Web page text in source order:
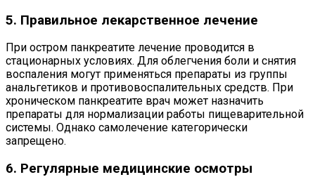
5. Правильное лекарственное лечение
При остром панкреатите лечение проводится в
стационарных условиях. Для облегчения боли и снятия
воспаления могут применяться препараты из группы
анальгетиков и противовоспалительных средств. При
хроническом панкреатите врач может назначить
препараты для нормализации работы пищеварительной
системы. Однако самолечение категорически
запрещено.
6. Регулярные медицинские осмотры